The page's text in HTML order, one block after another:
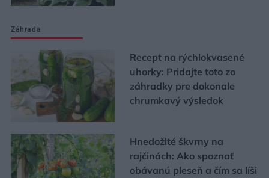
Záhrada
Recept na rýchlokvasené
uhorky: Pridajte toto zo
záhradky pre dokonale
chrumkavý výsledok
Hnedožlté škvrny na
rajčinách: Ako spoznať
obávanú pleseň a čím sa líši